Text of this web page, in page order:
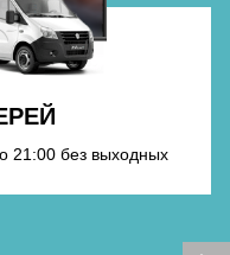
21:00 без выходных